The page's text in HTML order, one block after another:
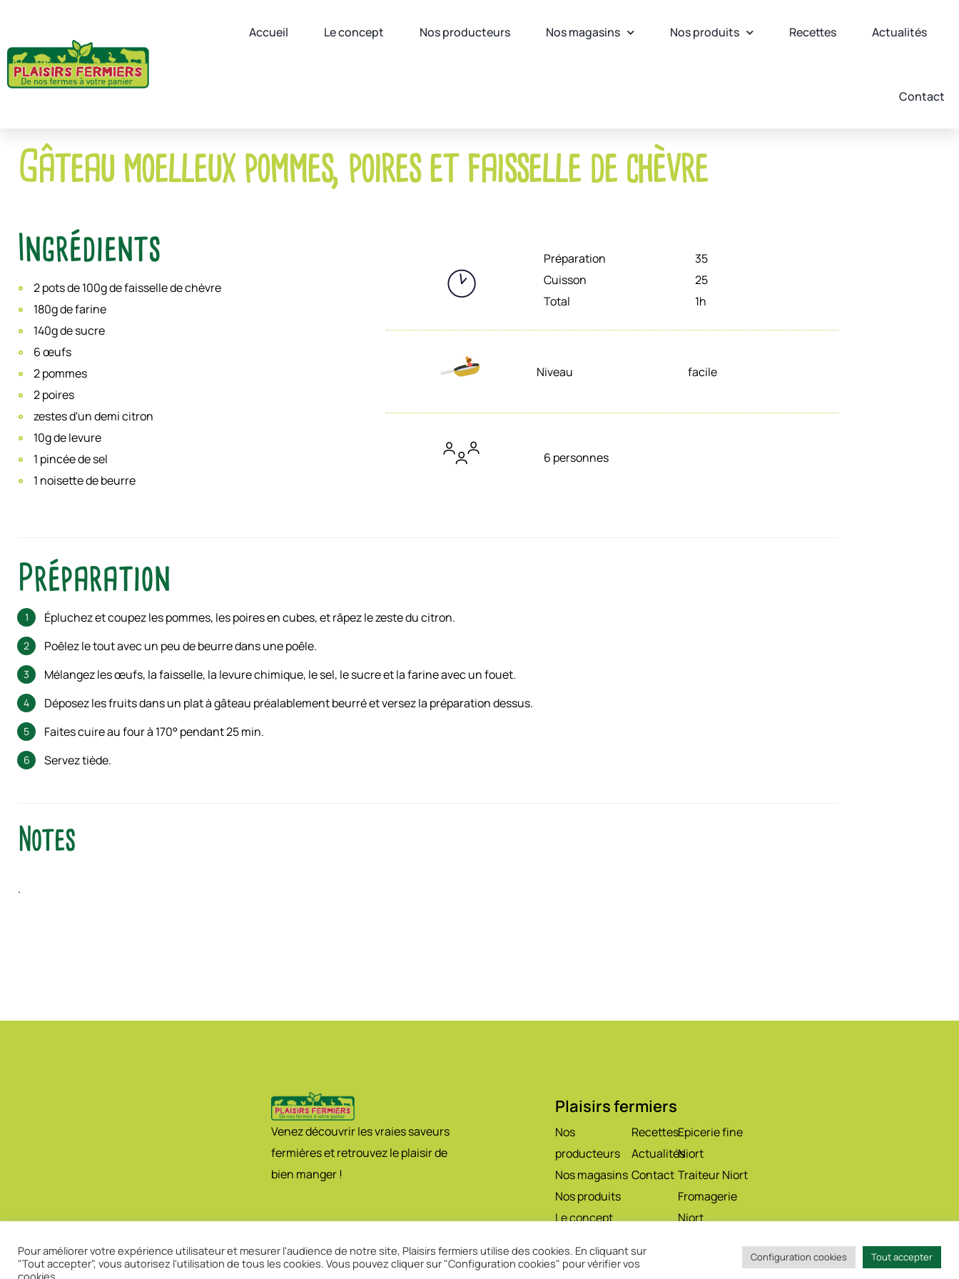
Accueil Le concept Nos producteurs Nos magasins Nos produits Recettes Actualités
Contact
Gâteau moelleux pommes, poires et faisselle de chèvre
Ingrédients
2 pots de 100g de faisselle de chèvre
180g de farine
140g de sucre
6 œufs
2 pommes
2 poires
zestes d'un demi citron
10g de levure
1 pincée de sel
1 noisette de beurre
Préparation
Cuisson
Total
35
25
1h
Niveau facile
6 personnes
Préparation
Épluchez et coupez les pommes, les poires en cubes, et râpez le zeste du citron.
Poêlez le tout avec un peu de beurre dans une poêle.
Mélangez les œufs, la faisselle, la levure chimique, le sel, le sucre et la farine avec un fouet.
Déposez les fruits dans un plat à gâteau préalablement beurré et versez la préparation dessus.
Faites cuire au four à 170° pendant 25 min.
Servez tiède.
Notes
.
Venez découvrir les vraies saveurs
fermières et retrouvez le plaisir de
bien manger !
Plaisirs fermiers
Nos
producteurs
Nos magasins
Nos produits
Le concept
Recettes
Actualités
Contact
Epicerie fine
Niort
Traiteur Niort
Fromagerie
Niort
Pour améliorer votre expérience utilisateur et mesurer l'audience de notre site, Plaisirs fermiers utilise des cookies. En cliquant sur
"Tout accepter", vous autorisez l'utilisation de tous les cookies. Vous pouvez cliquer sur "Configuration cookies" pour vérifier vos
cookies.
Configuration cookies Tout accepter